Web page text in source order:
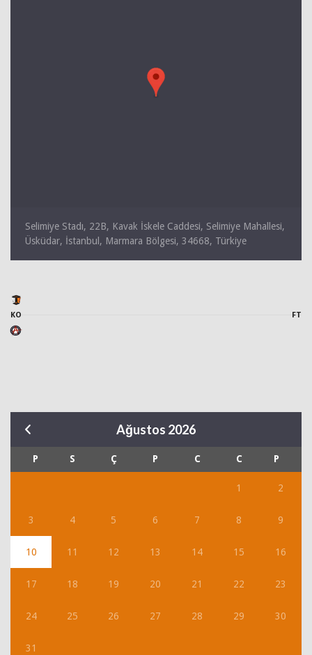
Selimiye Stadı, 22B, Kavak İskele Caddesi, Selimiye Mahallesi,
Üsküdar, İstanbul, Marmara Bölgesi, 34668, Türkiye
KO FT
Ağustos 2026
P S Ç P C C P
1 2
3 4 5 6 7 8 9
10 11 12 13 14 15 16
17 18 19 20 21 22 23
24 25 26 27 28 29 30
31